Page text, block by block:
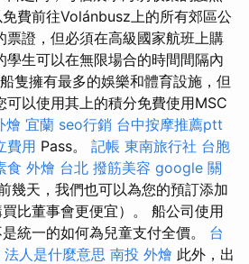
費前往Volánbusz上的所有郊區公
票證，但必須在高級國家航班上購
學生可以在無限場合的時間間隔內
隻擁有最多的娛樂和體育設施，但
可以使用其上的積分免費使用MSC
燴 宜蘭 seo行銷 台中按摩推薦ptt
費用 Pass。 記帳 東南旅行社 台胞
食 外燴 台北 撥筋美容 google 關
幾天，我們也可以為您的預訂添加
比董事會更便宜）。 船公司使用
統一的如何為兒童支付全價。 台
法人是什麼意思 南投 外燴 此外，出